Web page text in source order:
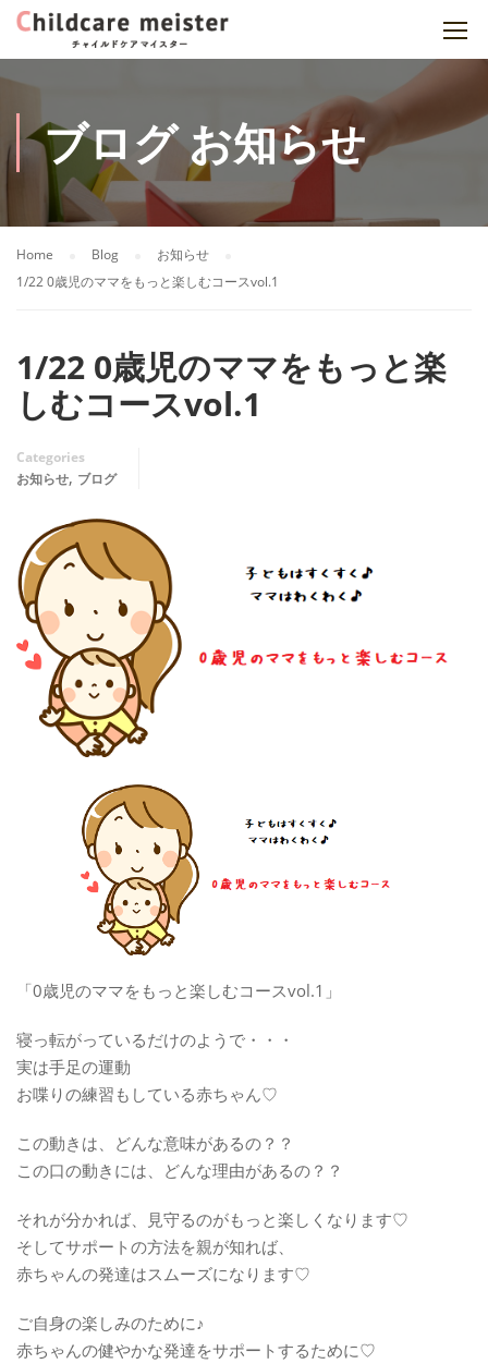
ブログ お知らせ
Home Blog
お知らせ
1/22 0歳児のママをもっと楽しむコースvol.1
1/22 0歳児のママをもっと楽
しむコースvol.1
Categories
お知らせ, ブログ
「0歳児のママをもっと楽しむコースvol.1」
寝っ転がっているだけのようで・・・
実は手足の運動
お喋りの練習もしている赤ちゃん♡
この動きは、どんな意味があるの？？
この口の動きには、どんな理由があるの？？
それが分かれば、見守るのがもっと楽しくなります♡
そしてサポートの方法を親が知れば、
赤ちゃんの発達はスムーズになります♡
ご自身の楽しみのために♪
赤ちゃんの健やかな発達をサポートするために♡